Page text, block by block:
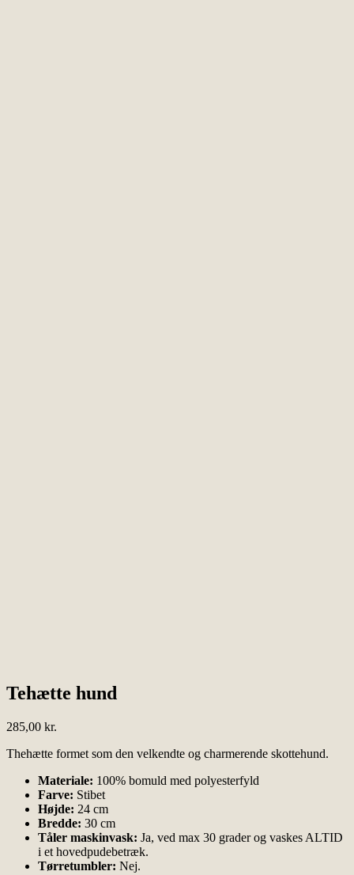
Tehætte hund
285,00 kr.
Thehætte formet som den velkendte og charmerende skottehund.
Materiale: 100% bomuld med polyesterfyld
Farve: Stibet
Højde: 24 cm
Bredde: 30 cm
Tåler maskinvask: Ja, ved max 30 grader og vaskes ALTID
i et hovedpudebetræk.
Tørretumbler: Nej.